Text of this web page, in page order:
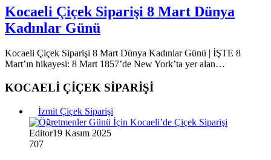
Kocaeli Çiçek Siparişi 8 Mart Dünya
Kadınlar Günü
Kocaeli Çiçek Siparişi 8 Mart Dünya Kadınlar Günü | İŞTE 8
Mart’ın hikayesi: 8 Mart 1857’de New York’ta yer alan…
KOCAELİ ÇİÇEK SİPARİŞİ
İzmit Çiçek Siparişi
Editor19 Kasım 2025
707